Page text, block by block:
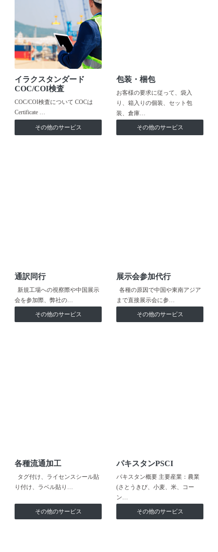
イラクスタンダード
COC/COI検査
COC/COI検査について COCは
Certificate …
その他のサービス
包装・梱包
お客様の要求に従って、袋入
り、箱入りの個装、セット包
装、倉庫…
その他のサービス
通訳同行
新規工場への視察際や中国展示
会を参加際、弊社の…
その他のサービス
展示会参加代行
各種の原因で中国や東南アジア
まで直接展示会に参…
その他のサービス
各種流通加工
タグ付け、ライセンスシール貼
り付け、ラベル貼り…
その他のサービス
パキスタンPSCI
パキスタン概要 主要産業：農業
(さとうきび、小麦、米、コー
ン…
その他のサービス